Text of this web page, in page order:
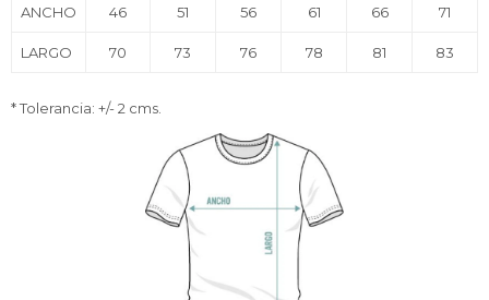
ANCHO 46 51 56 61 66 71
LARGO 70 73 76 78 81 83
* Tolerancia: +/- 2 cms.